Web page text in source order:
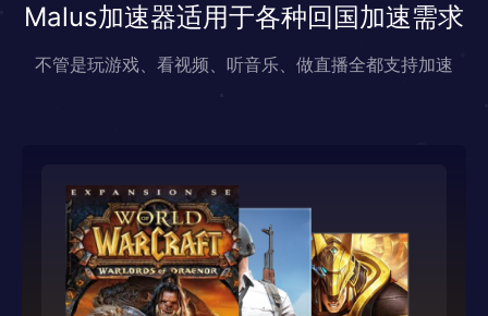
Malus加速器适用于各种回国加速需求
不管是玩游戏、看视频、听音乐、做直播全都支持加速